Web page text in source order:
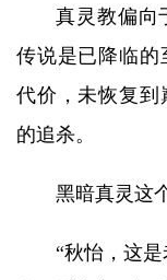
真灵教偏向
传说是已降临的
代价，未恢复到
的追杀。
黑暗真灵这
“秋怡，这